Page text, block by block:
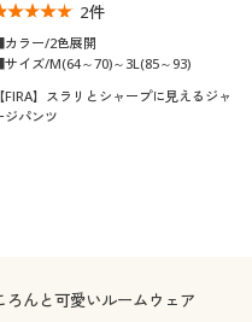
2件
ラー/2色展開
イズ/M(64～70)～3L(85～93)
【FIRA】スラリとシャープに見えるジャ
ジパンツ
ろんと可愛いルームウェア